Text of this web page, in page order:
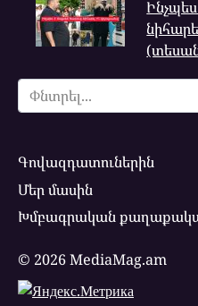
Search
for:
Գովազդատուներին
Մեր մասին
Խմբագրական
© 2026 MediaMag.am